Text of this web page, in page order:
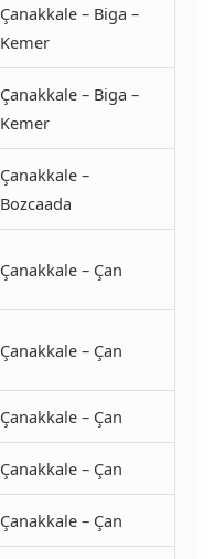
Çanakkale – Biga –
Kemer
Çanakkale – Biga –
Kemer
Çanakkale –
Bozcaada
Çanakkale – Çan
Çanakkale – Çan
Çanakkale – Çan
Çanakkale – Çan
Çanakkale – Çan